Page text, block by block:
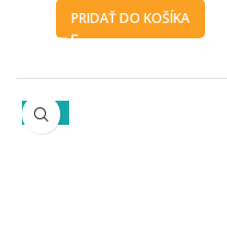
PRIDAŤ DO KOŠÍKA
-10%